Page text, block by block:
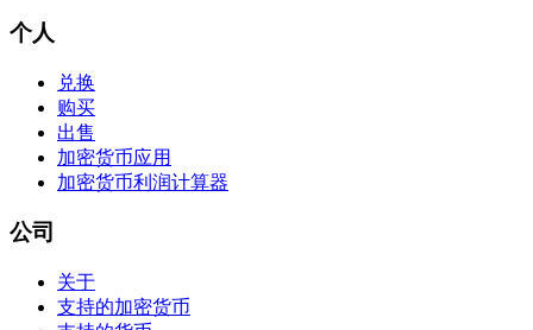
个人
兑换
购买
出售
加密货币应用
加密货币利润计算器
公司
关于
支持的加密货币